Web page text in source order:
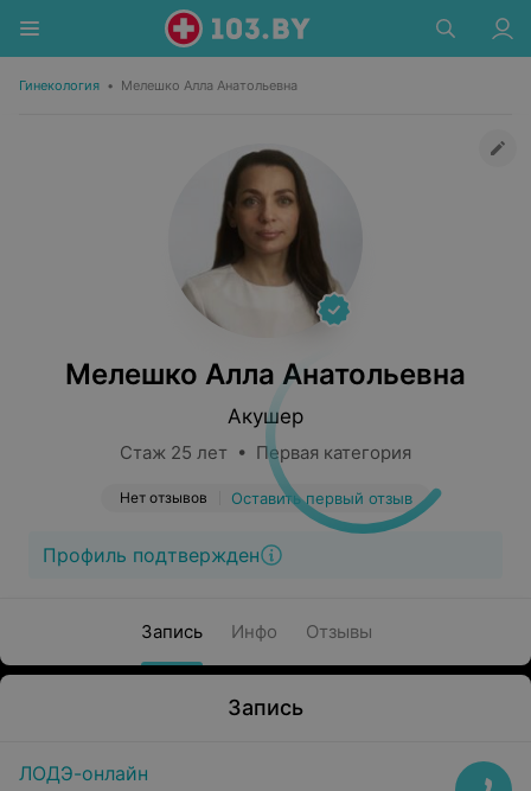
Гинекология • Мелешко Алла Анатольевна
Мелешко Алла Анатольевна
Акушер
Стаж 25 лет • Первая категория
Нет отзывов Оставить первый отзыв
Профиль подтвержден
Запись Инфо Отзывы
Запись
ЛОДЭ-онлайн